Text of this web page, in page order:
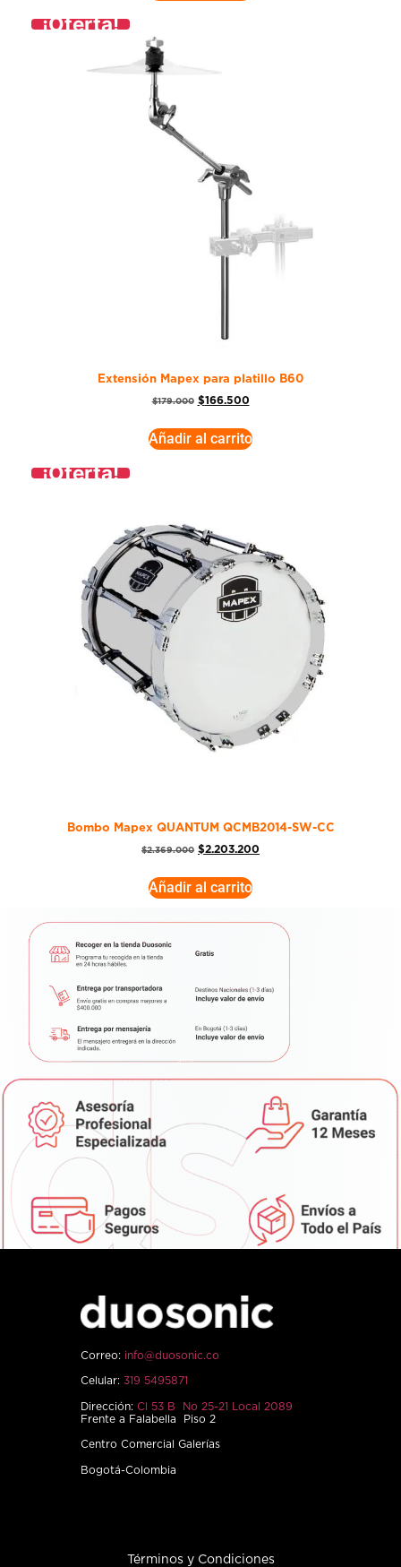
¡Oferta!
Extensión Mapex para platillo B60
$179.000 $166.500
Añadir al carrito
¡Oferta!
Bombo Mapex QUANTUM QCMB2014-SW-CC
$2.369.000 $2.203.200
Añadir al carrito
Correo: info@duosonic.co
Celular: 319 5495871
Dirección: Cl 53 B No 25-21 Local 2089
Frente a Falabella Piso 2
Centro Comercial Galerías
Bogotá-Colombia
Términos y Condiciones